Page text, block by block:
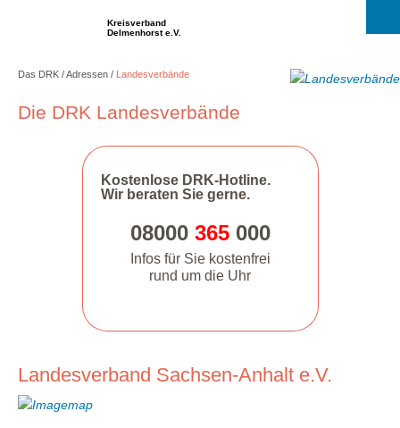
Kreisverband
Delmenhorst e.V.
Das DRK Adressen Landesverbände
Die DRK Landesverbände
Kostenlose DRK-Hotline.
Wir beraten Sie gerne.
08000 365000
Infos für Sie kostenfrei
rund um die Uhr
Landesverband Sachsen-Anhalt e.V.